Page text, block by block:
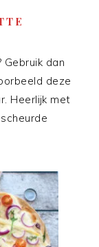
Gebruik dan
deze
Heerlijk met